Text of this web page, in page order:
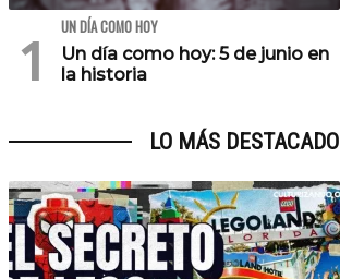
UN DÍA COMO HOY
Un día como hoy: 5 de junio en
la historia
LO MÁS DESTACADO